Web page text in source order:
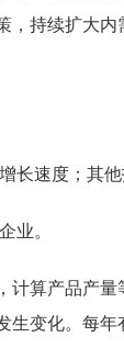
持续扩大
速度；其
业。
算产品产
变化。每